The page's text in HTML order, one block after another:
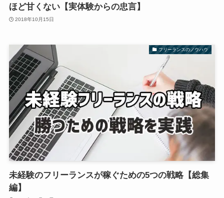
ほど甘くない【実体験からの忠言】
2018年10月15日
フリーランスのノウハウ
未経験のフリーランスが稼ぐための5つの戦略【総集
編】